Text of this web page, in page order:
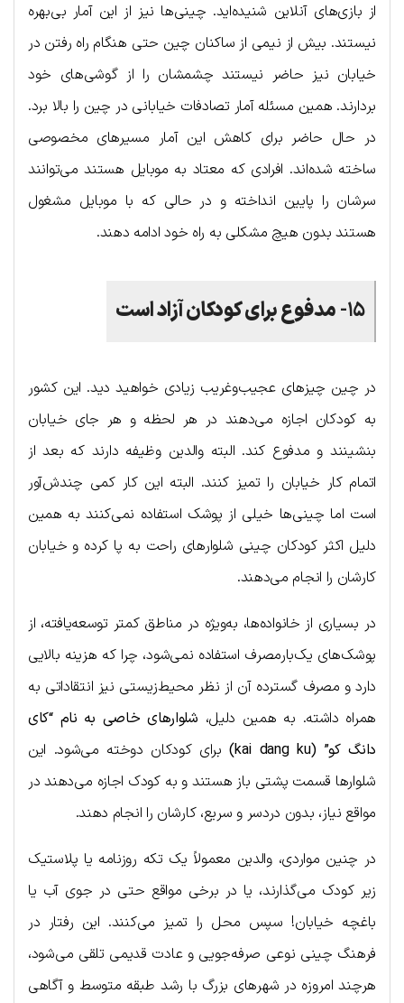
از بازی‌های آنلاین شنیده‌اید. چینی‌ها نیز از این آمار بی‌بهره
نیستند. بیش از نیمی از ساکنان چین حتی هنگام راه رفتن در
خیابان نیز حاضر نیستند چشمشان را از گوشی‌های خود
بردارند. همین مسئله آمار تصادفات خیابانی در چین را بالا برد.
در حال حاضر برای کاهش این آمار مسیرهای مخصوصی
ساخته شده‌اند. افرادی که معتاد به موبایل هستند می‌توانند
سرشان را پایین انداخته و در حالی که با موبایل مشغول
هستند بدون هیچ مشکلی به راه خود ادامه دهند.
۱۵- مدفوع برای کودکان آزاد است
در چین چیزهای عجیب‌وغریب زیادی خواهید دید. این کشور
به کودکان اجازه می‌دهند در هر لحظه و هر جای خیابان
بنشینند و مدفوع کند. البته والدین وظیفه دارند که بعد از
اتمام کار خیابان را تمیز کنند. البته این کار کمی چندش‌آور
است اما چینی‌ها خیلی از پوشک استفاده نمی‌کنند به همین
دلیل اکثر کودکان چینی شلوارهای راحت به پا کرده و خیابان
کارشان را انجام می‌دهند.
در بسیاری از خانواده‌ها، به‌ویژه در مناطق کمتر توسعه‌یافته، از
پوشک‌های یک‌بارمصرف استفاده نمی‌شود، چرا که هزینه بالایی
دارد و مصرف گسترده آن از نظر محیط‌زیستی نیز انتقاداتی به
همراه داشته. به همین دلیل، شلوارهای خاصی به نام “کای
دانگ کو” (kai dang ku)
برای کودکان دوخته می‌شود. این
شلوارها قسمت پشتی باز هستند و به کودک اجازه می‌دهند در
مواقع نیاز، بدون دردسر و سریع، کارشان را انجام دهند.
در چنین مواردی، والدین معمولاً یک تکه روزنامه یا پلاستیک
زیر کودک می‌گذارند، یا در برخی مواقع حتی در جوی آب یا
باغچه خیابان! سپس محل را تمیز می‌کنند. این رفتار در
فرهنگ چینی نوعی صرفه‌جویی و عادت قدیمی تلقی می‌شود،
هرچند امروزه در شهرهای بزرگ با رشد طبقه متوسط و آگاهی